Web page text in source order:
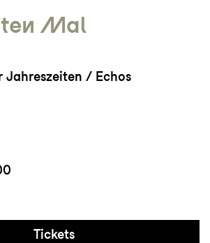
Mal
Jahreszeiten / Echos
Tickets